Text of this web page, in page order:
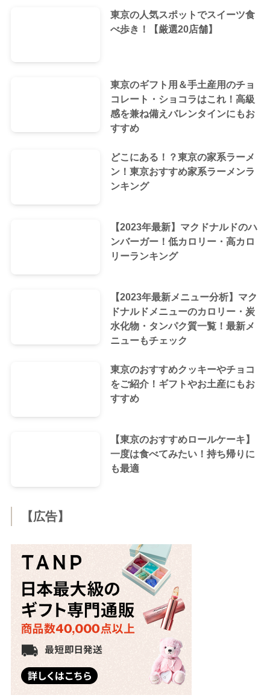
東京の人気スポットでスイーツ食
べ歩き！【厳選20店舗】
東京のギフト用＆手土産用のチョ
コレート・ショコラはこれ！高級
感を兼ね備えバレンタインにもお
すすめ
どこにある！？東京の家系ラーメ
ン！東京おすすめ家系ラーメンラ
ンキング
【2023年最新】マクドナルドのハ
ンバーガー！低カロリー・高カロ
リーランキング
【2023年最新メニュー分析】マク
ドナルドメニューのカロリー・炭
水化物・タンパク質一覧！最新メ
ニューもチェック
東京のおすすめクッキーやチョコ
をご紹介！ギフトやお土産にもお
すすめ
【東京のおすすめロールケーキ】
一度は食べてみたい！持ち帰りに
も最適
【広告】